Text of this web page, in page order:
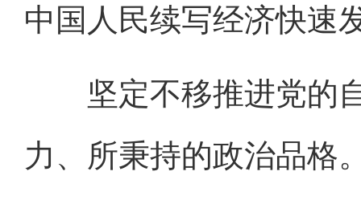
中国人民续写经济快速
坚定不移推进党的自
力、所秉持的政治品格